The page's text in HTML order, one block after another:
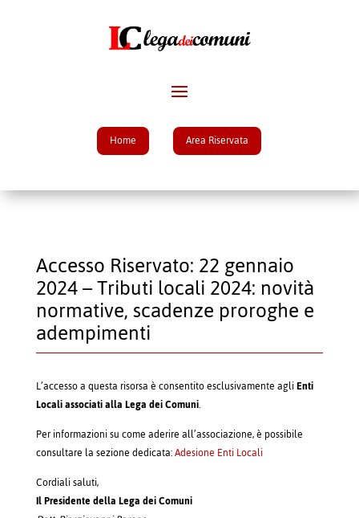
Home Area Riservata
Accesso Riservato: 22 gennaio
2024 – Tributi locali 2024: novità
normative, scadenze proroghe e
adempimenti
L’accesso a questa risorsa è consentito esclusivamente agliEnti
Locali associati alla Lega dei Comuni.
Per informazioni su come aderire all’associazione, è possibile
consultare la sezione dedicata:Adesione Enti Locali
Cordiali saluti,
Il Presidente della Lega dei Comuni